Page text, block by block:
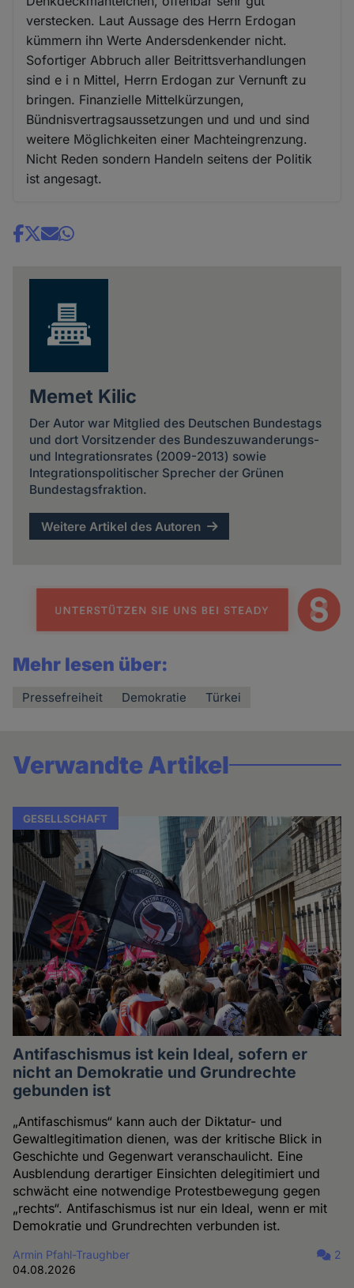
verstecken. Laut Aussage des Herrn Erdogan
kümmern ihn Werte Andersdenkender nicht.
Sofortiger Abbruch aller Beitrittsverhandlungen
sind e i n Mittel, Herrn Erdogan zur Vernunft zu
bringen. Finanzielle Mittelkürzungen,
Bündnisvertragsaussetzungen und und und sind
weitere Möglichkeiten einer Machteingrenzung.
Nicht Reden sondern Handeln seitens der Politik
ist angesagt.
Share
Memet Kilic
Der Autor war Mitglied des Deutschen Bundestags
und dort Vorsitzender des Bundeszuwanderungs-
und Integrationsrates (2009-2013) sowie
Integrationspolitischer Sprecher der Grünen
Bundestagsfraktion.
Weitere Artikel des Autoren
Mehr lesen über:
Pressefreiheit Demokratie Türkei
Verwandte Artikel
GESELLSCHAFT
Antifaschismus ist kein Ideal, sofern er
nicht an Demokratie und Grundrechte
gebunden ist
„Antifaschismus“ kann auch der Diktatur- und
Gewaltlegitimation dienen, was der kritische Blick in
Geschichte und Gegenwart veranschaulicht. Eine
Ausblendung derartiger Einsichten delegitimiert und
schwächt eine notwendige Protestbewegung gegen
„rechts“. Antifaschismus ist nur ein Ideal, wenn er mit
Demokratie und Grundrechten verbunden ist.
Armin Pfahl-Traughber
04.08.2026
2